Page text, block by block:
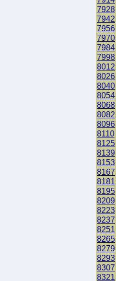
7928
7942
7956
7970
7984
7998
8012
8026
8040
8054
8068
8082
8096
8110
8125
8139
8153
8167
8181
8195
8209
8223
8237
8251
8265
8279
8293
8307
8321